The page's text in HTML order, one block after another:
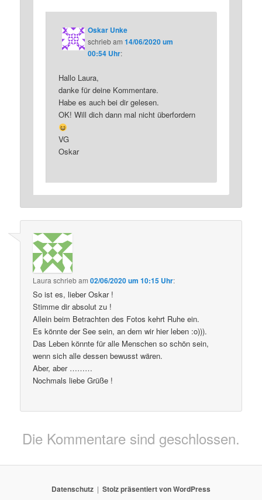
Oskar Unke
schriebam14/06/2020 um
00:54 Uhr:
Hallo Laura,
danke für deine Kommentare.
Habe es auch bei dir gelesen.
OK! Will dich dann mal nicht überfordern
VG
Oskar
Laura schriebam02/06/2020 um 10:15 Uhr:
So ist es, lieber Oskar !
Stimme dir absolut zu !
Allein beim Betrachten des Fotos kehrt Ruhe ein.
Es könnte der See sein, an dem wir hier leben :o))).
Das Leben könnte für alle Menschen so schön sein,
wenn sich alle dessen bewusst wären.
Aber, aber ………
Nochmals liebe Grüße !
Die Kommentare sind geschlossen.
Datenschutz Stolz präsentiert von WordPress